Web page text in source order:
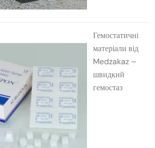
Гемостатичні
матеріали від
Medzakaz –
швидкий
гемостаз